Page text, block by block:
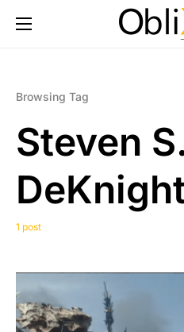
Browsing Tag
Steven
1 post